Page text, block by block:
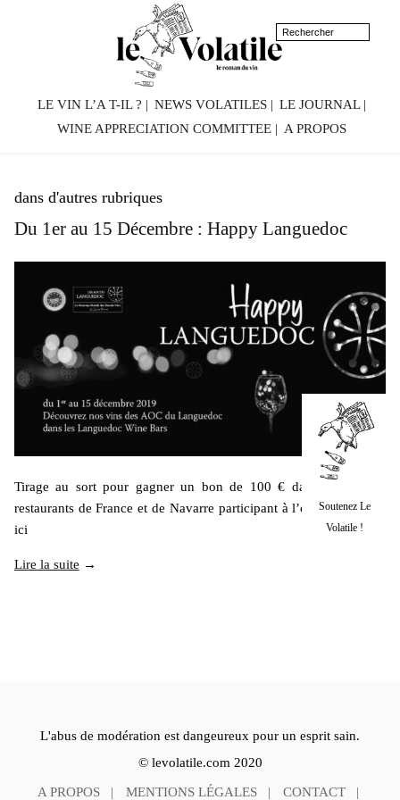
LE VIN L’A T-IL ? NEWS VOLATILES
LE JOURNAL
WINE APPRECIATION COMMITTEE
A PROPOS
dans d'autres rubriques
Du 1er au 15 Décembre : Happy Languedoc
Tirage au sort pour gagner un bon de 100 € dans les bars et
restaurants de France et de Navarre participant à l’opération. Tout
ici
Lire la suite →
L'abus de modération est dangeureux pour un esprit sain.
© levolatile.com 2020
A PROPOS MENTIONS LÉGALES CONTACT
Soutenez Le
Volatile !